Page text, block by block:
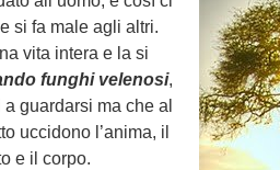
si fa male agli altri.
vita intera e la si
funghi velenosi,
guardarsi ma che al
uccidono l’anima, il
e il corpo.